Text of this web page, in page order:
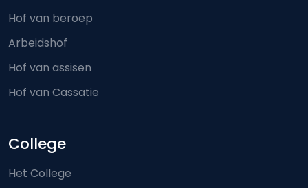
Hof van beroep
Arbeidshof
Hof van assisen
Hof van Cassatie
College
Het College